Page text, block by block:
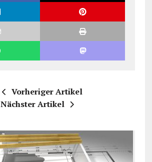
Vorheriger Artikel
Nächster Artikel